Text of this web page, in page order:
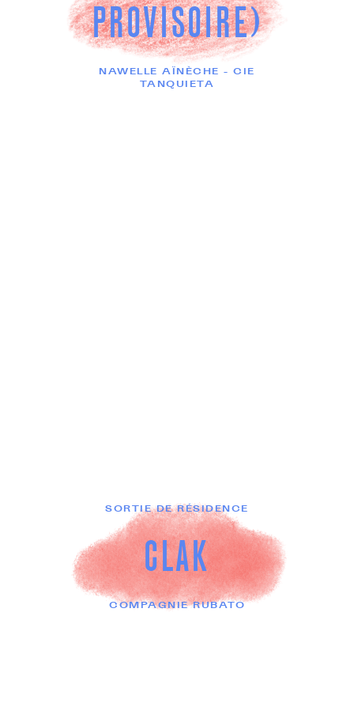
PROVISOIRE)
NAWELLE AÏNÈCHE - CIE
TANQUIETA
SORTIE DE RÉSIDENCE
CLAK
COMPAGNIE RUBATO